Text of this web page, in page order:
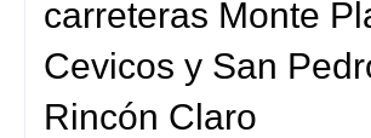
carreteras Monte
Cevicos y San
Rincón Claro